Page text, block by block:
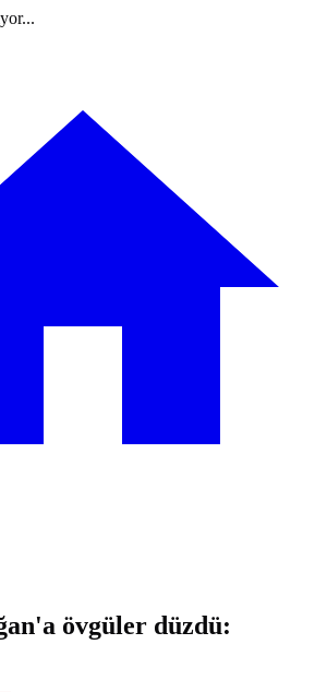
övgüler düzdü: